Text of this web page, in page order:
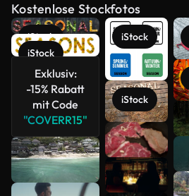
Kostenlose Stockfotos
iStock
iStock
Exklusiv:
-15% Rabatt
mit Code
"COVERR15"
iStock
iStock